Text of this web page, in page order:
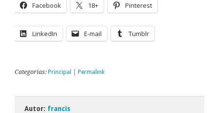
Facebook 18+ Pinterest
LinkedIn E-mail Tumblr
Categorias: Principal Permalink
Autor: francis